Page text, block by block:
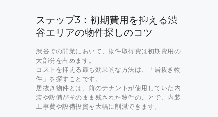
ステップ3：初期費用を抑える渋
谷エリアの物件探しのコツ
渋谷での開業において、物件取得費は初期費用の
大部分を占めます。
コストを抑える最も効果的な方法は、「居抜き物
件」を探すことです。
居抜き物件とは、前のテナントが使用していた内
装や設備がそのまま残された物件のことで、内装
工事費や設備投資を大幅に削減できます。